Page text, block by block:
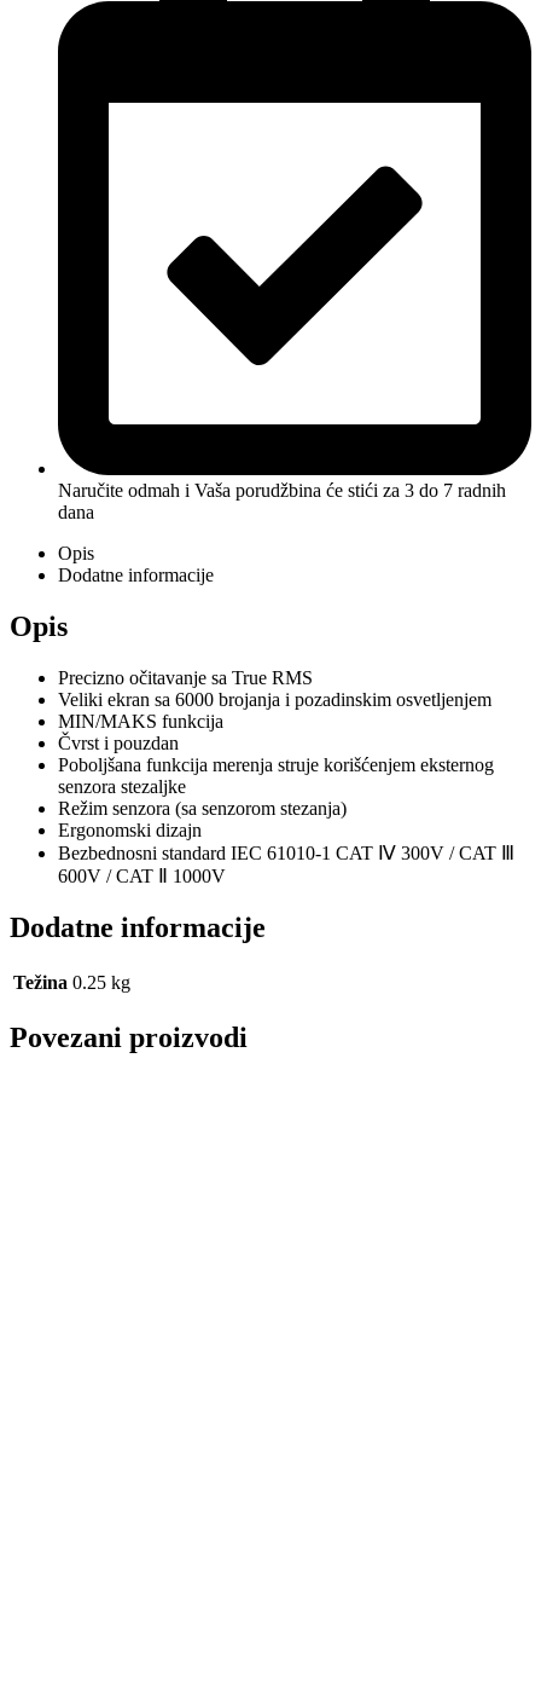
Naručite odmah i Vaša porudžbina će stići za 3 do 7 radnih
dana
Opis
Dodatne informacije
Opis
Precizno očitavanje sa True RMS
Veliki ekran sa 6000 brojanja i pozadinskim osvetljenjem
MIN/MAKS funkcija
Čvrst i pouzdan
Poboljšana funkcija merenja struje korišćenjem eksternog
senzora stezaljke
Režim senzora (sa senzorom stezanja)
Ergonomski dizajn
Bezbednosni standard IEC 61010-1 CAT Ⅳ 300V / CAT Ⅲ
600V / CAT Ⅱ 1000V
Dodatne informacije
Težina 0.25 kg
Povezani proizvodi